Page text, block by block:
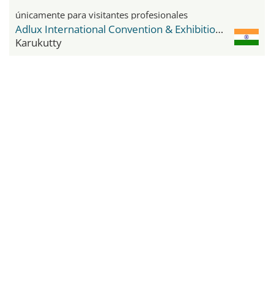
únicamente para visitantes profesionales
Adlux International Convention & Exhibition Centre
Karukutty